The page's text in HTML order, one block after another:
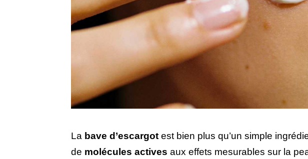
La bave d’escargot est bien plus qu’un simple
de molécules actives aux effets mesurables sur la